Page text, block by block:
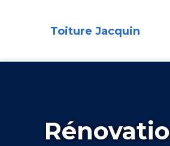
Toiture Jacquin